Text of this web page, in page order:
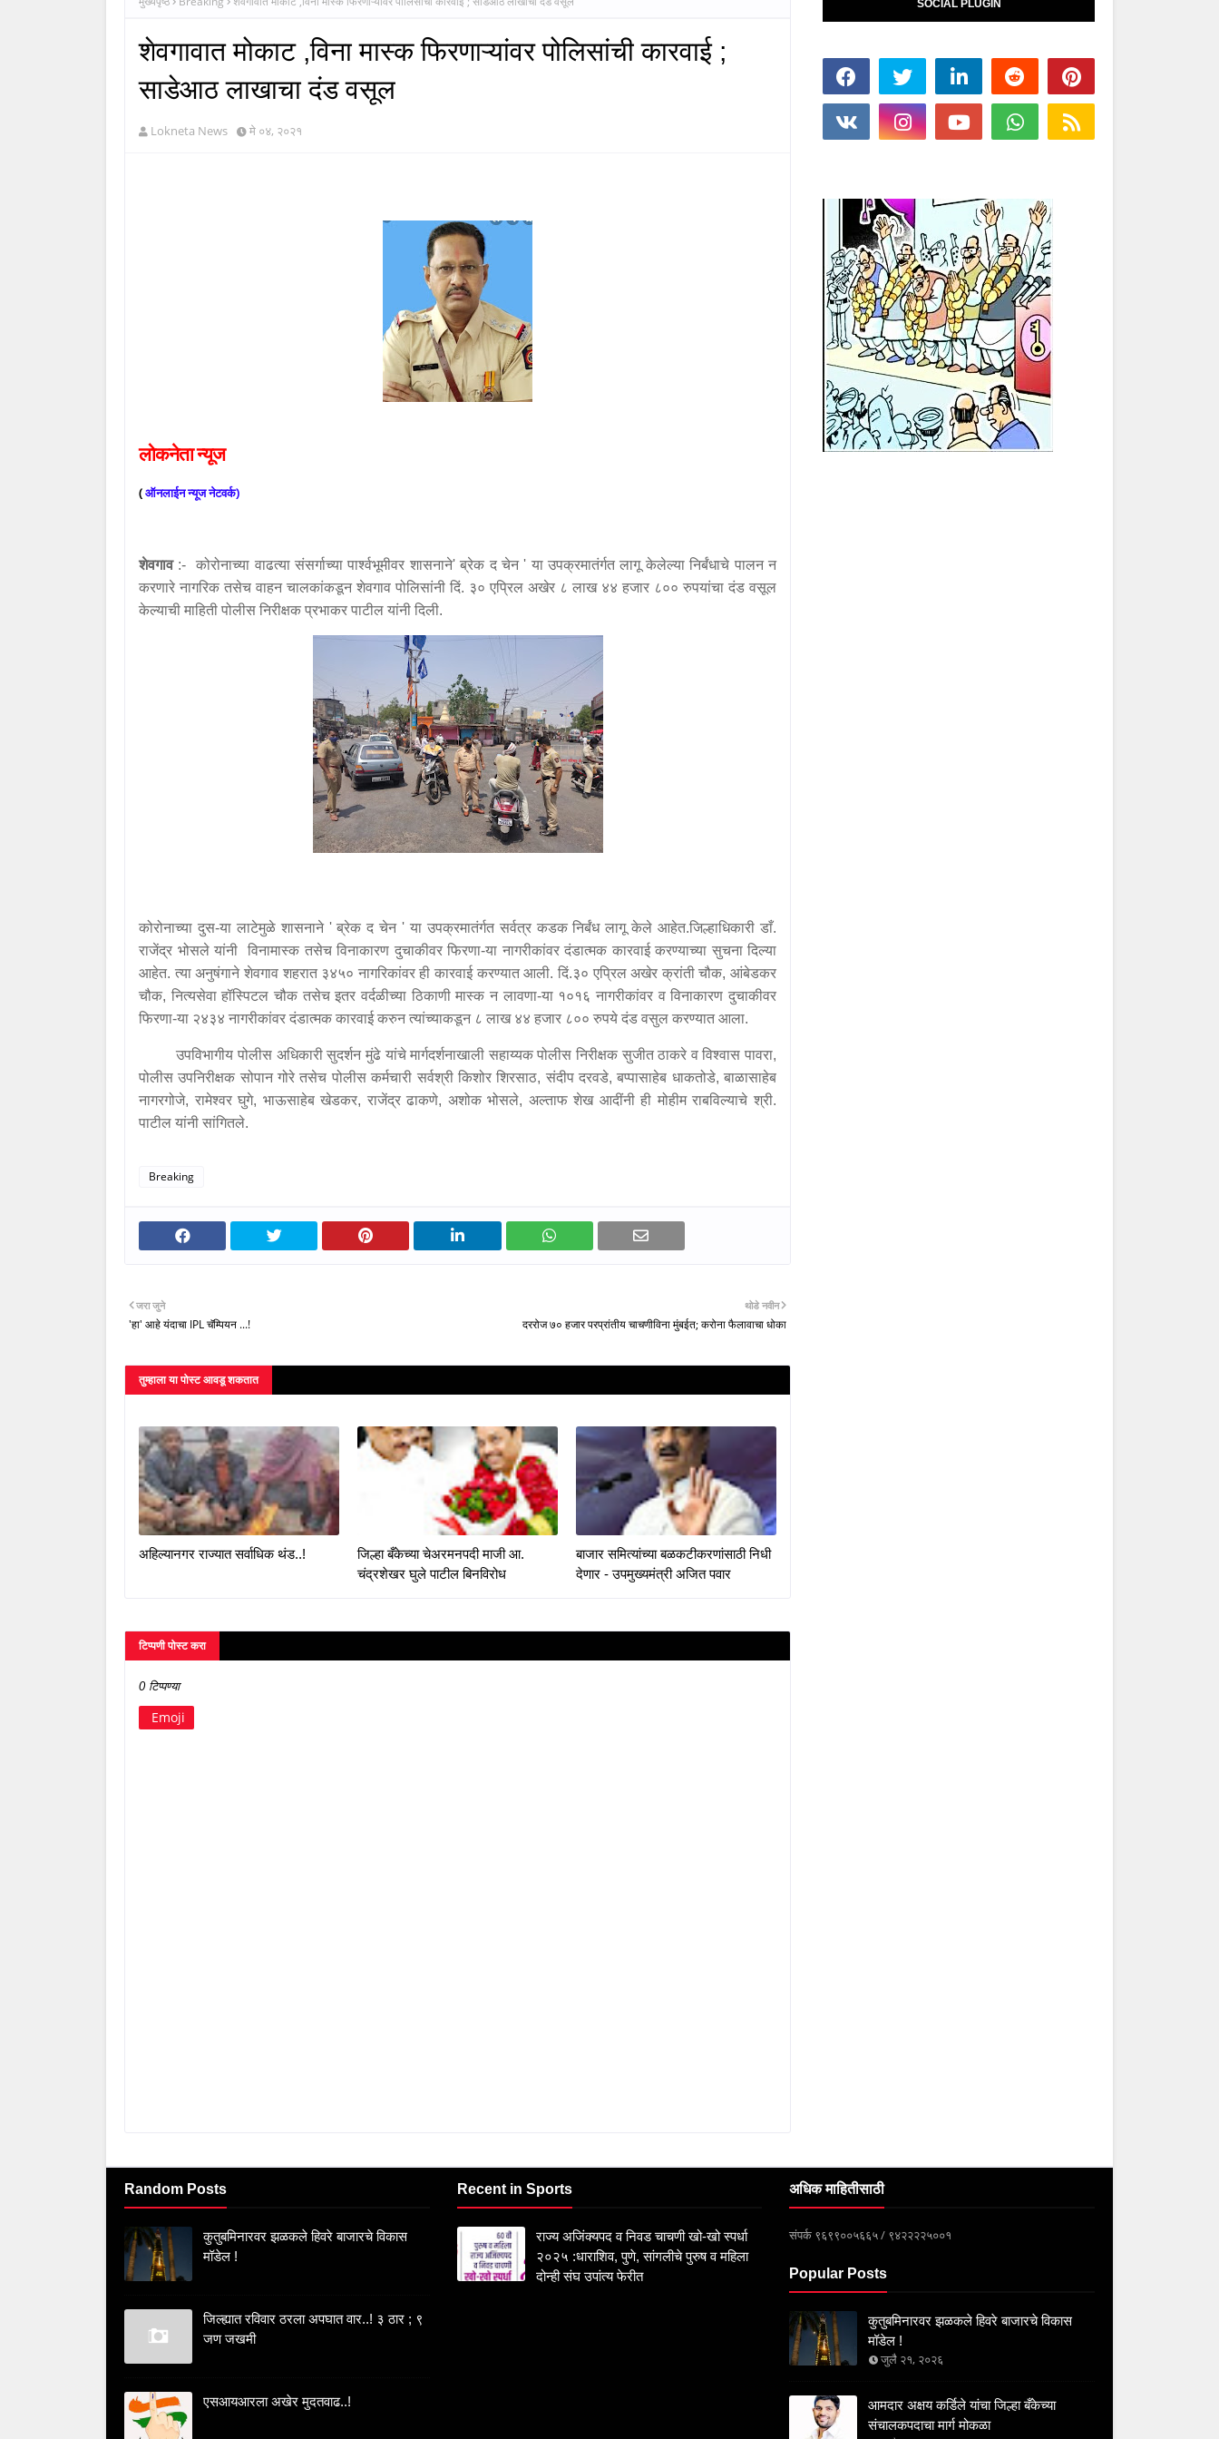
शेवगावात मोकाट ,विना मास्क फिरणाऱ्यांवर पोलिसांची कारवाई ;
साडेआठ लाखाचा दंड वसूल
Lokneta News मे ०४, २०२१
लोकनेतान्यूज
(ऑनलाईनन्यूजनेटवर्क)
शेवगाव:- कोरोनाच्या वाढत्या संसर्गाच्या पार्श्वभूमीवर शासनाने' ब्रेक द चेन ' या उपक्रमातंर्गत लागू केलेल्या निर्बंधाचे पालन न
करणारे नागरिक तसेच वाहन चालकांकडून शेवगाव पोलिसांनी दिं. ३० एप्रिल अखेर ८ लाख ४४ हजार ८०० रुपयांचा दंड वसूल
केल्याची माहिती पोलीस निरीक्षक प्रभाकर पाटील यांनी दिली.
कोरोनाच्या दुस-या लाटेमुळे शासनाने ' ब्रेक द चेन ' या उपक्रमातंर्गत सर्वत्र कडक निर्बंध लागू केले आहेत.जिल्हाधिकारी डाँ.
राजेंद्र भोसले यांनी विनामास्क तसेच विनाकारण दुचाकीवर फिरणा-या नागरीकांवर दंडात्मक कारवाई करण्याच्या सुचना दिल्या
आहेत. त्या अनुषंगाने शेवगाव शहरात ३४५० नागरिकांवर ही कारवाई करण्यात आली. दिं.३० एप्रिल अखेर क्रांती चौक, आंबेडकर
चौक, नित्यसेवा हॉस्पिटल चौक तसेच इतर वर्दळीच्या ठिकाणी मास्क न लावणा-या १०१६ नागरीकांवर व विनाकारण दुचाकीवर
फिरणा-या २४३४ नागरीकांवर दंडात्मक कारवाई करुन त्यांच्याकडून ८ लाख ४४ हजार ८०० रुपये दंड वसुल करण्यात आला.
उपविभागीय पोलीस अधिकारी सुदर्शन मुंढे यांचे मार्गदर्शनाखाली सहाय्यक पोलीस निरीक्षक सुजीत ठाकरे व विश्वास पावरा,
पोलीस उपनिरीक्षक सोपान गोरे तसेच पोलीस कर्मचारी सर्वश्री किशोर शिरसाठ, संदीप दरवडे, बप्पासाहेब धाकतोडे, बाळासाहेब
नागरगोजे, रामेश्वर घुगे, भाऊसाहेब खेडकर, राजेंद्र ढाकणे, अशोक भोसले, अल्ताफ शेख आदींनी ही मोहीम राबविल्याचे श्री.
पाटील यांनी सांगितले.
Breaking
थोडे नवीन
दररोज ७० हजार परप्रांतीय चाचणीविना मुंबईत; करोना फैलावाचा धोका
जरा जुने
'हा' आहे यंदाचा IPL चॅम्पियन ...!
तुम्‍हाला या पोस्‍ट आवडू शकतात
अहिल्यानगर राज्यात सर्वाधिक थंड..!
जिल्हा बँकेच्या चेअरमनपदी माजी आ.
चंद्रशेखर घुले पाटील बिनविरोध
बाजार समित्यांच्या बळकटीकरणांसाठी निधी
देणार - उपमुख्यमंत्री अजित पवार
टिप्पणी पोस्ट करा
0 टिप्पण्या
Emoji
SOCIAL PLUGIN
Random Posts
कुतुबमिनारवर झळकले हिवरे बाजारचे विकास
मॉडेल !
जिल्ह्यात रविवार ठरला अपघात वार..! ३ ठार ; ९
जण जखमी
एसआयआरला अखेर मुदतवाढ..!
Recent in Sports
राज्य अजिंक्यपद व निवड चाचणी खो-खो स्पर्धा
२०२५ :धाराशिव, पुणे, सांगलीचे पुरुष व महिला
दोन्ही संघ उपांत्य फेरीत
अधिक माहितीसाठी
संपर्क ९६९९००५६६५ / ९४२२२२५००१
Popular Posts
कुतुबमिनारवर झळकले हिवरे बाजारचे विकास
मॉडेल !
जुलै २१, २०२६
आमदार अक्षय कर्डिले यांचा जिल्हा बँकेच्या
संचालकपदाचा मार्ग मोकळा